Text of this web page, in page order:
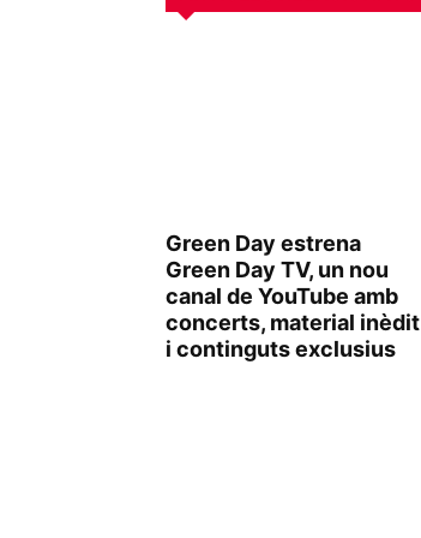
Green Day estrena
Green Day TV, un nou
canal de YouTube amb
concerts, material inèdit
i continguts exclusius